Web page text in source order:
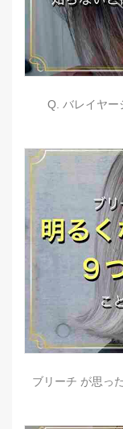
Q. バレイヤー
ブリーチ が思っ